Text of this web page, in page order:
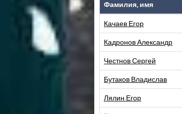
Фамилия, имя
Качаев Егор
Кадронов Александр
Честнов Сергей
Бутаков Владислав
Лялин Егор